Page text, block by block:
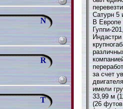
N
R
T
Сатурн 5
В Европе
Гуппи-
за счет
имели
33,99 м
(26